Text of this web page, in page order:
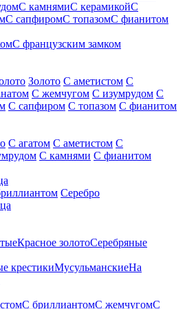
С камнямиС керамикойС
С сапфиромС топазомС фианитом
С французским замком
Золото С аметистом С
С жемчугом С изумрудом С
С сапфиром С топазом С фианитом
С агатом С аметистом С
С камнями С фианитом
Серебро
Красное золотоСеребряные
крестикиМусульманскиеНа
С бриллиантомС жемчугомС